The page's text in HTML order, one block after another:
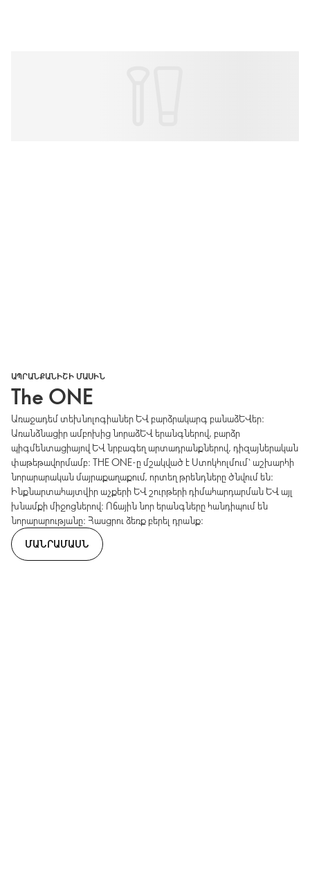
ԱՊՐԱՆՔԱՆԻՇԻ ՄԱՍԻՆ
The ONE
Առաջադեմ տեխնոլոգիաներ և բարձրակարգ բանաձևեր։
Առանձնացիր ամբոխից նորաձև երանգներով, բարձր
պիգմենտացիայով և նրբագեղ արտադրանքներով, դիզայներական
փաթեթավորմամբ։ THE ONE-ը մշակված է Ստոկհոլմում՝ աշխարհի
նորարարական մայրաքաղաքում, որտեղ թրենդները ծնվում են։
Ինքնարտահայտվիր աչքերի և շուրթերի դիմահարդարման և այլ
խնամքի միջոցներով։ Ոճային նոր երանգները հանդիպում են
նորարարությանը։ Հասցրու ձեռք բերել դրանք։
ՄԱՆՐԱՄԱՍՆ